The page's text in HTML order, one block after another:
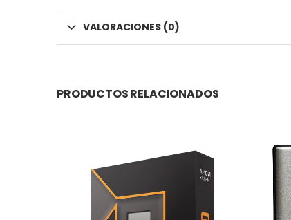
VALORACIONES (0)
PRODUCTOS RELACIONADOS